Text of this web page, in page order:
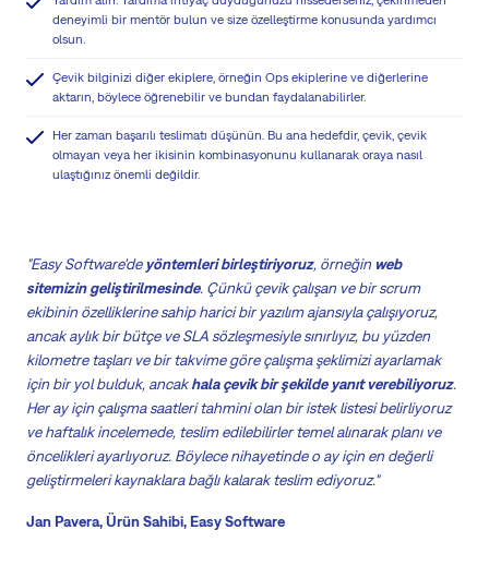
deneyimli bir mentör bulun ve size özelleştirme konusunda yardımcı
olsun.
Çevik bilginizi diğer ekiplere, örneğin Ops ekiplerine ve diğerlerine
aktarın, böylece öğrenebilir ve bundan faydalanabilirler.
Her zaman başarılı teslimatı düşünün. Bu ana hedefdir, çevik, çevik
olmayan veya her ikisinin kombinasyonunu kullanarak oraya nasıl
ulaştığınız önemli değildir.
"Easy Software'de yöntemleri birleştiriyoruz, örneğin web
sitemizin geliştirilmesinde. Çünkü çevik çalışan ve bir scrum
ekibinin özelliklerine sahip harici bir yazılım ajansıyla çalışıyoruz,
ancak aylık bir bütçe ve SLA sözleşmesiyle sınırlıyız, bu yüzden
kilometre taşları ve bir takvime göre çalışma şeklimizi ayarlamak
için bir yol bulduk, ancakhala çevik bir şekilde yanıt verebiliyoruz.
Her ay için çalışma saatleri tahmini olan bir istek listesi belirliyoruz
ve haftalık incelemede, teslim edilebilirler temel alınarak planı ve
öncelikleri ayarlıyoruz. Böylece nihayetinde o ay için en değerli
geliştirmeleri kaynaklara bağlı kalarak teslim ediyoruz."
Jan Pavera, Ürün Sahibi, Easy Software